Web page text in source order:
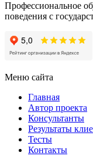
Профессиональное
поведения с
Меню сайта
Главная
Автор проекта
Консультанты
Результаты
Тесты
Контакты